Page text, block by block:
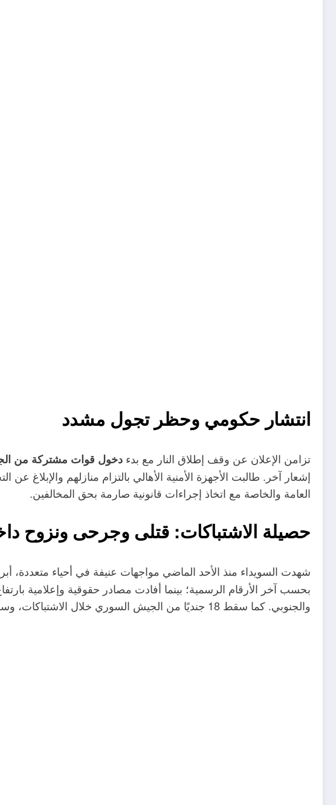
انتشار حكومي وحظر تجول مشدد
تزامن الإعلان عن وقف إطلاق النار مع بدء دخول قوات مشتركة من
إشعار آخر . طالبت الأجهزة الأمنية الأهالي بالتزام منازلهم
العامة والخاصة مع اتخاذ إجراءات قانونية صارمة بحق المخالفين.
حصيلة الاشتباكات: قتلى وجرحى ونزوح
شهدت السويداء منذ الأحد الماضي مواجهات عنيفة في أحياء متعددة،
بحسب آخر الأرقام الرسمية؛ بينما أفادت مصادر حقوقية وإعلامية
والجنوبي. كما سقط 18 جنديًا من الجيش السوري خلال الاشتباكات، وسط تقارير عن وقوع خسائر بين المدنيين والمجموعات المسلحة